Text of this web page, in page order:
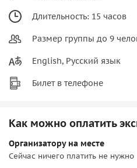
Длительность: 15 часов
Размер группы до 9
English, Русский язык
Билет в телефоне
Как можно оплатить
Организатору на месте
Сейчас ничего платить не нужно